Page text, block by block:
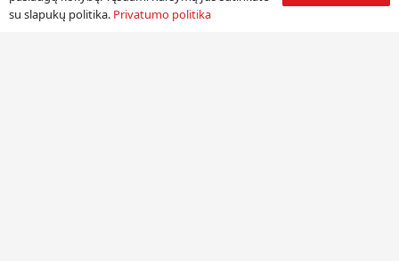
su slapukų politika. Privatumo politika